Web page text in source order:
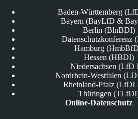
Baden-Württemberg
Bayern (BayLfD &
Berlin (BlnBDI)
Datenschutzkonferenz
Hamburg
Hessen (HBDI)
Niedersachsen (LfD
Nordrhein-Westfalen
Rheinland-Pfalz (LfDI
Thüringen
Online-Datenschutz